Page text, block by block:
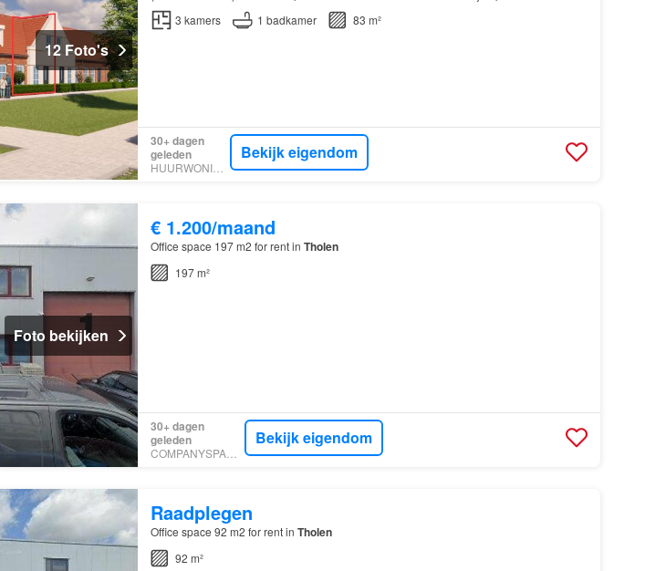
12 Foto's
comfortabele, duurzame en toekomstbestendige nie…
3 kamers 1 badkamer 83 m²
30+ dagen
geleden
HUURWONINGEN
Bekijk eigendom
Foto bekijken
€ 1.200/maand
Office space 197 m2 for rent in Tholen
197 m²
30+ dagen
geleden
COMPANYSPACE.COM
Bekijk eigendom
Raadplegen
Office space 92 m2 for rent in Tholen
92 m²